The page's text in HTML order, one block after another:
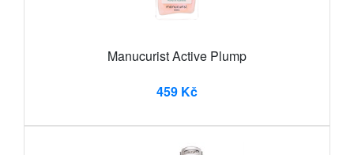
Manucurist Active Plump
459 Kč